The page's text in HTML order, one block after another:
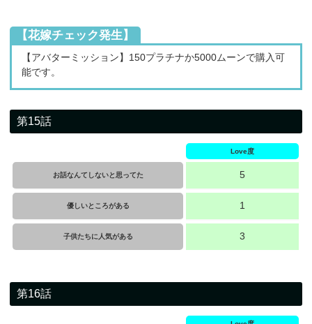
【花嫁チェック発生】
【アバターミッション】150プラチナか5000ムーンで購入可
能です。
第15話
Love度
お話なんてしないと思ってた 5
優しいところがある 1
子供たちに人気がある 3
第16話